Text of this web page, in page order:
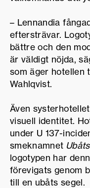
– Lennandia
eftersträvar.
bättre och den
är väldigt nöjda,
som äger hotellen
Wahlqvist.
Även
visuell identitet.
under U 137-
smeknamnet
logotypen har
förevigats genom
till en ubåts segel.